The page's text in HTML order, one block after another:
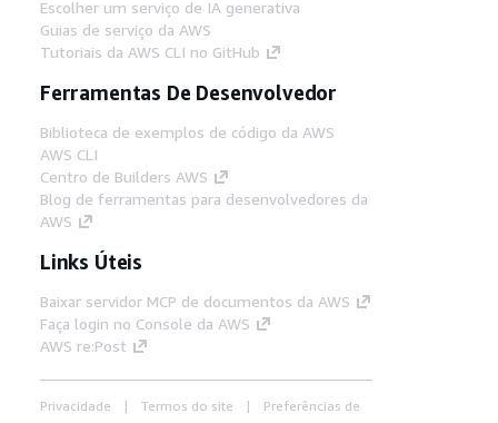
Escolher um serviço de IA generativa
Guias de serviço da AWS
Tutoriais da AWS CLI no GitHub
Ferramentas De Desenvolvedor
Biblioteca de exemplos de código da AWS
AWS CLI
Centro de Builders AWS
Blog de ferramentas para desenvolvedores da
AWS
Links Úteis
Baixar servidor MCP de documentos da AWS
Faça login no Console da AWS
AWS re:Post
Privacidade Termos do site
Preferências de